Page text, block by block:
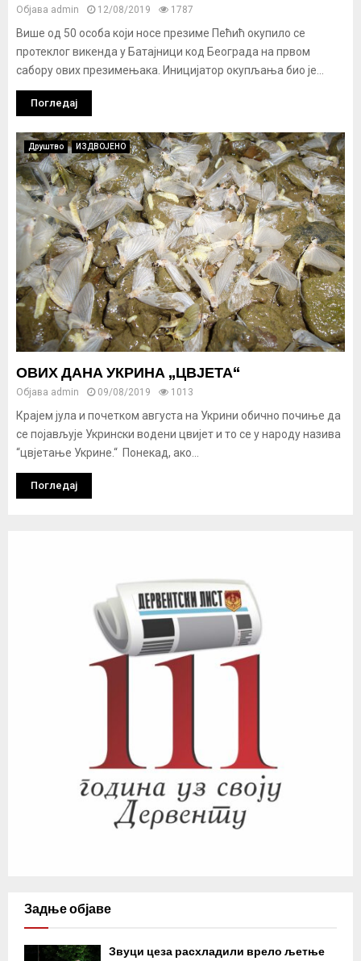
Објава admin 12/08/2019 1787
Више од 50 особа који носе презиме Пећић окупило се
протеклог викенда у Батајници код Београда на првом
сабору ових презимењака. Иницијатор окупљања био је...
Погледај
Друштво ИЗДВОЈЕНО
ОВИХ ДАНА УКРИНА „ЦВЈЕТА“
Објава admin 09/08/2019 1013
Крајем јула и почетком августа на Укрини обично почиње да
се појављује Укрински водени цвијет и то се у народу назива
“цвјетање Укрине.“ Понекад, ако...
Погледај
Задње објаве
Звуци цеза расхладили врело љетње